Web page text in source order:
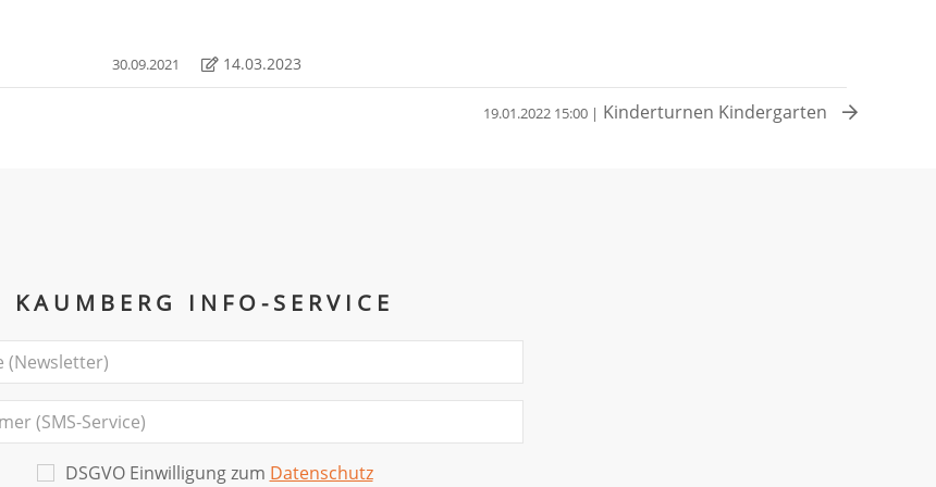
30.09.2021 14.03.2023
19.01.2022 15:00 | Kinderturnen Kindergarten
KAUMBERG INFO-SERVICE
DSGVO Einwilligung zum Datenschutz